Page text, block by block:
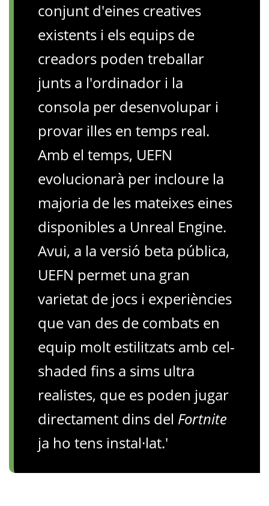
conjunt d'eines creatives
existents i els equips de
creadors poden treballar
junts a l'ordinador i la
consola per desenvolupar i
provar illes en temps real.
Amb el temps, UEFN
evolucionarà per incloure la
majoria de les mateixes eines
disponibles a Unreal Engine.
Avui, a la versió beta pública,
UEFN permet una gran
varietat de jocs i experiències
que van des de combats en
equip molt estilitzats amb cel-
shaded fins a sims ultra
realistes, que es poden jugar
directament dins del Fortnite
ja ho tens instal·lat.'